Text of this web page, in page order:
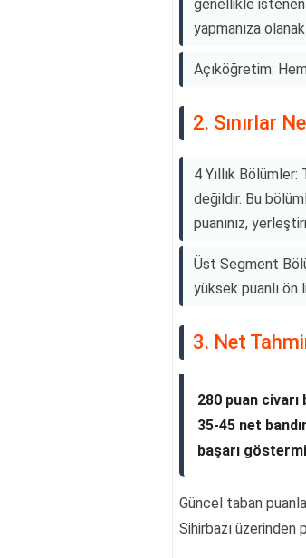
genellikle istenen
yapmanıza
Açıköğretim:
2. Sınırlar
4 Yıllık
değildir. Bu
puanınız,
Üst Segment
yüksek puanlı ön
3. Net
280 puan
35-45 net
başarı
Güncel taban
Sihirbazı üzerinden